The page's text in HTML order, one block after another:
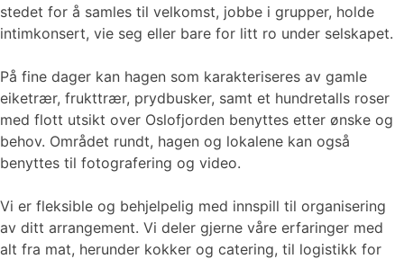
stedet for å samles til velkomst, jobbe i grupper, holde
intimkonsert, vie seg eller bare for litt ro under selskapet.
På fine dager kan hagen som karakteriseres av gamle
eiketrær, frukttrær, prydbusker, samt et hundretalls roser
med flott utsikt over Oslofjorden benyttes etter ønske og
behov. Området rundt, hagen og lokalene kan også
benyttes til fotografering og video.
Vi er fleksible og behjelpelig med innspill til organisering
av ditt arrangement. Vi deler gjerne våre erfaringer med
alt fra mat, herunder kokker og catering, til logistikk for